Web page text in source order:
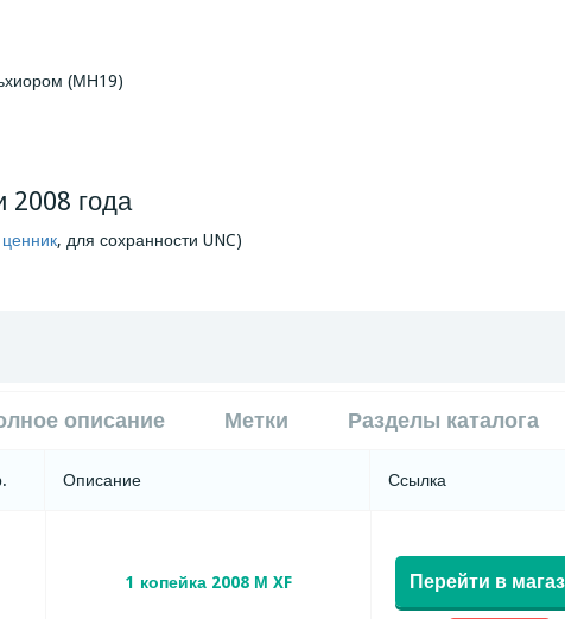
(МН19)
2008 года
, для сохранности UNC)
описание Метки Разделы каталога
Описание Ссылка
1 копейка 2008 М XF Перейти в